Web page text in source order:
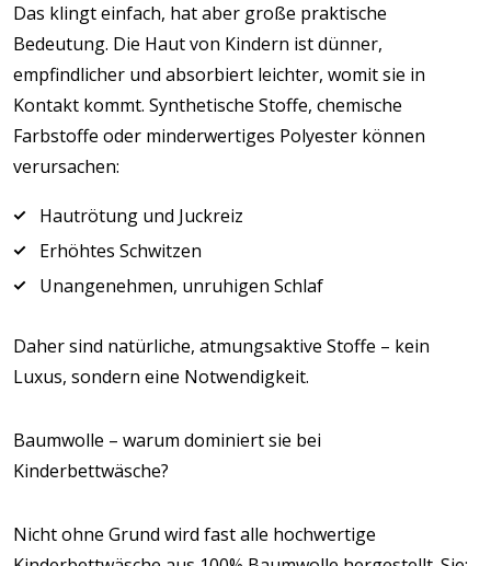
Das klingt einfach, hat aber große praktische
Bedeutung. Die Haut von Kindern ist dünner,
empfindlicher und absorbiert leichter, womit sie in
Kontakt kommt. Synthetische Stoffe, chemische
Farbstoffe oder minderwertiges Polyester können
verursachen:
Hautrötung und Juckreiz
Erhöhtes Schwitzen
Unangenehmen, unruhigen Schlaf
Daher sind natürliche, atmungsaktive Stoffe – kein
Luxus, sondern eine Notwendigkeit.
Baumwolle – warum dominiert sie bei
Kinderbettwäsche?
Nicht ohne Grund wird fast alle hochwertige